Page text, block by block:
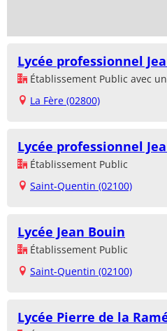
Lycée professionnel
Établissement Public avec
La Fère (02800)
Lycée professionnel
Établissement Public
Saint-Quentin (02100)
Lycée Jean Bouin
Établissement Public
Saint-Quentin (02100)
Lycée Pierre de la